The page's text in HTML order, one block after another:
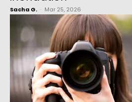
Sacha G. Mar 25, 2026